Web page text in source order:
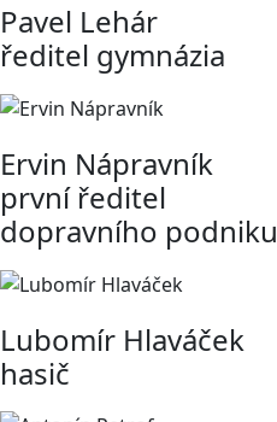
Pavel Lehár
ředitel gymnázia
Ervin Nápravník
první ředitel
dopravního podniku
Lubomír Hlaváček
hasič